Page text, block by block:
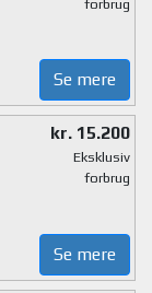
forbrug
Se mere
kr. 15.200
Eksklusiv
forbrug
Se mere